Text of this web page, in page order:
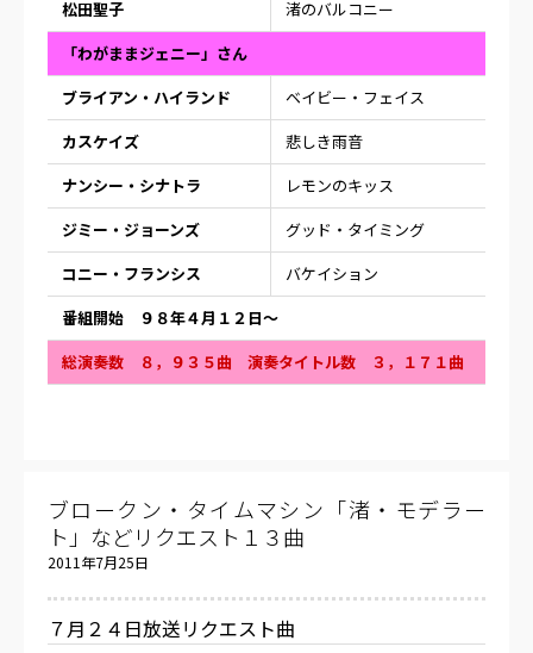
松田聖子
渚のバルコニー
「わがままジェニー」さん
ブライアン・ハイランド
ベイビー・フェイス
カスケイズ
悲しき雨音
ナンシー・シナトラ
レモンのキッス
ジミー・ジョーンズ
グッド・タイミング
コニー・フランシス
バケイション
番組開始 ９８年４月１２日〜
総演奏数 ８，９３５曲 演奏タイトル数 ３，１７１曲
ブロークン・タイムマシン「渚・モデラー
ト」などリクエスト１３曲
2011年7月25日
７月２４日放送リクエスト曲